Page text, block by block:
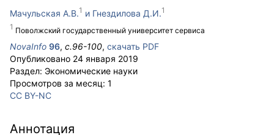
Мачульская А.В.
Поволжский государственный университет сервиса
Гнездилова Д.И.
NovaInfo 96, с.96-100, скачать PDF
Опубликовано 24 января 2019
Раздел: Экономические науки
Просмотров за месяц: 1
CC BY-NC
Аннотация